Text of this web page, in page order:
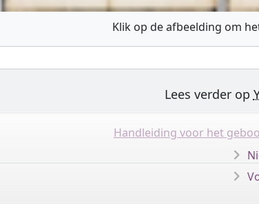
Klik op de afbeelding om
Lees verder op
Handleiding voor het